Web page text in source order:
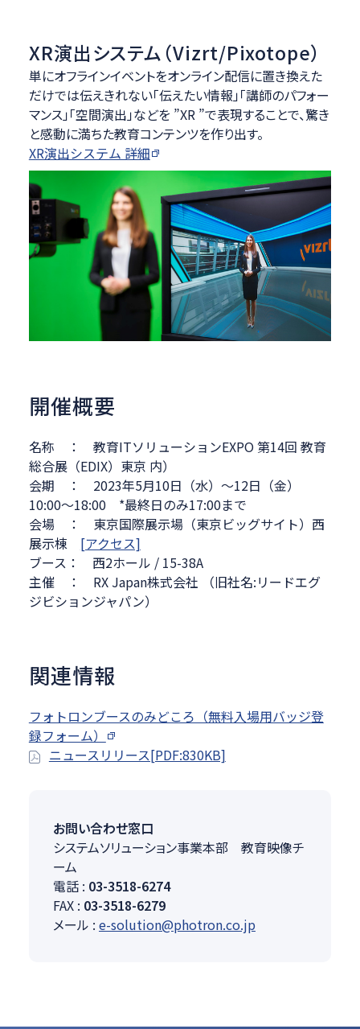
XR演出システム（Vizrt/Pixotope）
単にオフラインイベントをオンライン配信に置き換えた
だけでは伝えきれない「伝えたい情報」「講師のパフォー
マンス」「空間演出」などを ”XR ”で表現することで、驚き
と感動に満ちた教育コンテンツを作り出す。
XR演出システム 詳細
開催概要
名称 ： 教育ITソリューションEXPO 第14回 教育
総合展（EDIX）東京 内）
会期 ： 2023年5月10日（水）～12日（金）
10:00～18:00 *最終日のみ17:00まで
会場 ： 東京国際展示場（東京ビッグサイト）西
展示棟 [アクセス]
ブース： 西2ホール / 15-38A
主催 ： RX Japan株式会社 （旧社名:リードエグ
ジビションジャパン）
関連情報
フォトロンブースのみどころ（無料入場用バッジ登
録フォーム）
ニュースリリース[PDF:830KB]
お問い合わせ窓口
システムソリューション事業本部 教育映像チ
ーム
電話 : 03-3518-6274
FAX : 03-3518-6279
メール : e-solution@photron.co.jp